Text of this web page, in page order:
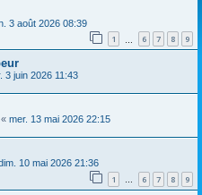
3 août 2026 08:39
1 6 7 8 9
3 juin 2026 11:43
« mer. 13 mai 2026 22:15
10 mai 2026 21:36
1 … 6 7 8 9